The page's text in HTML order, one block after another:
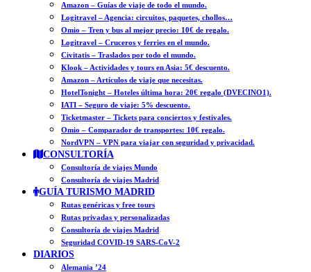
Amazon – Guías de viaje de todo el mundo.
Logitravel – Agencia: circuitos, paquetes, chollos…
Omio – Tren y bus al mejor precio: 10€ de regalo.
Logitravel – Cruceros y ferries en el mundo.
Civitatis – Traslados por todo el mundo.
Klook – Actividades y tours en Asia: 5€ descuento.
Amazon – Artículos de viaje que necesitas.
HotelTonight – Hoteles última hora: 20€ regalo (DVECINO1).
IATI – Seguro de viaje: 5% descuento.
Ticketmaster – Tickets para conciertos y festivales.
Omio – Comparador de transportes: 10€ regalo.
NordVPN – VPN para viajar con seguridad y privacidad.
CONSULTORÍA
Consultoría de viajes Mundo
Consultoría de viajes Madrid
GUÍA TURISMO MADRID
Rutas genéricas y free tours
Rutas privadas y personalizadas
Consultoría de viajes Madrid
Seguridad COVID-19 SARS-CoV-2
DIARIOS
Alemania ’24